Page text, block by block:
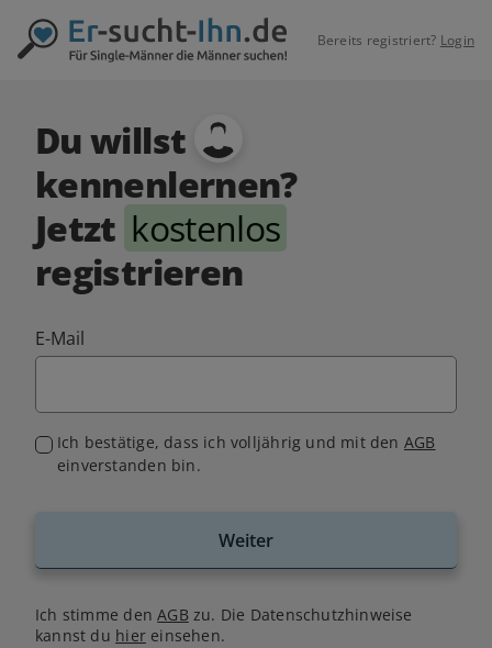
Bereits registriert? Login
Du willst
kennenlernen?
Jetzt kostenlos
registrieren
E-Mail
Ich bestätige, dass ich volljährig und mit den AGB
einverstanden bin.
Weiter
Ich stimme denAGB zu. Die Datenschutzhinweise
kannst du hiereinsehen.